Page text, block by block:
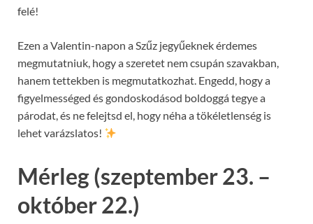
felé!
Ezen a Valentin-napon a Szűz jegyűeknek érdemes
megmutatniuk, hogy a szeretet nem csupán szavakban,
hanem tettekben is megmutatkozhat. Engedd, hogy a
figyelmességed és gondoskodásod boldoggá tegye a
párodat, és ne felejtsd el, hogy néha a tökéletlenség is
lehet varázslatos!
Mérleg (szeptember 23. –
október 22.)